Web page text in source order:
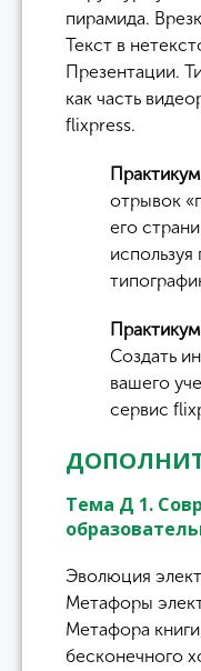
пирамида.
Текст в
Презентации.
как часть
flixpress.
отрывок
его
Практикум
Создать
вашего
сервис
Тема Д 1.
Эволюция
Метафоры
Метафора
бесконечного